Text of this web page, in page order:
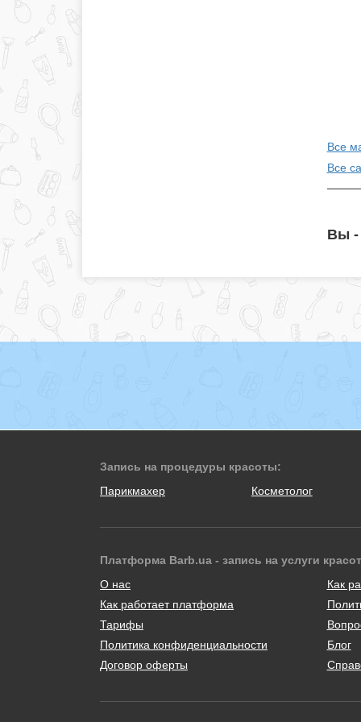
Все
Все
Вы -
Запись на процедуры красоты:
Парикмахер
Косметолог
Платформа Barb.ua - запись на услуги
О нас
Как работает платформа
Тарифы
Политика конфиденциальности
Договор оферты
Как
Блог